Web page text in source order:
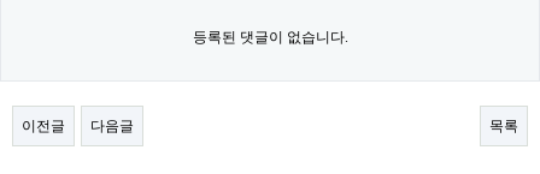
등록된 댓글이 없습니다.
이전글 다음글 목록